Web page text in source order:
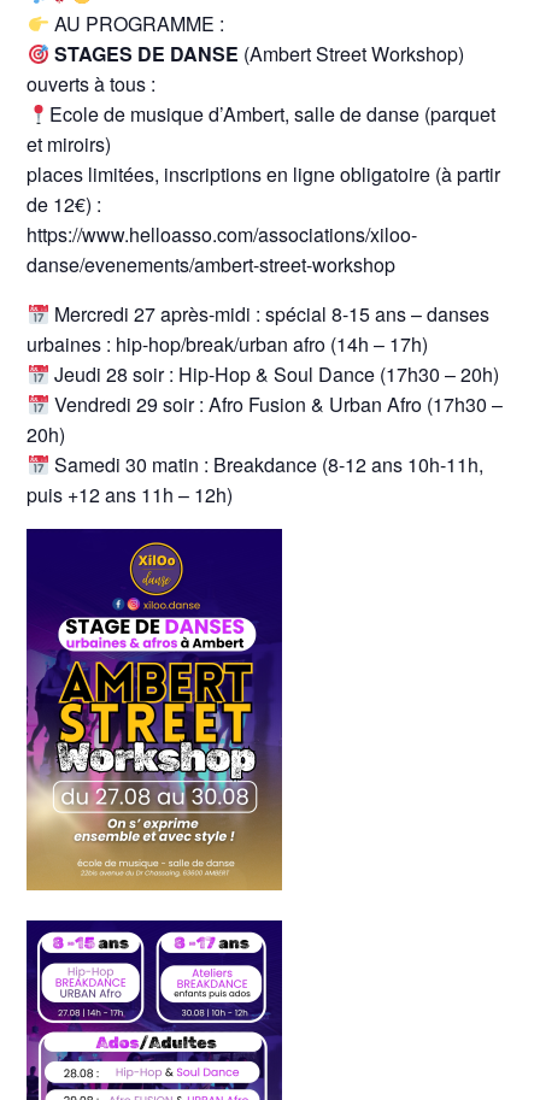
AU PROGRAMME :
STAGES DE DANSE (Ambert Street Workshop)
ouverts à tous :
Ecole de musique d’Ambert, salle de danse (parquet
et miroirs)
places limitées, inscriptions en ligne obligatoire (à partir
de 12€) :
https://www.helloasso.com/associations/xiloo-
danse/evenements/ambert-street-workshop
Mercredi 27 après-midi : spécial 8-15 ans – danses
urbaines : hip-hop/break/urban afro (14h – 17h)
Jeudi 28 soir : Hip-Hop & Soul Dance (17h30 – 20h)
Vendredi 29 soir : Afro Fusion & Urban Afro (17h30 –
20h)
Samedi 30 matin : Breakdance (8-12 ans 10h-11h,
puis +12 ans 11h – 12h)